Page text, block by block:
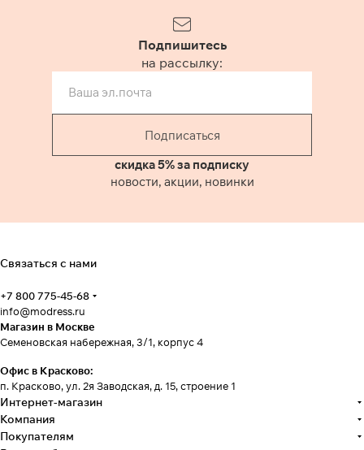
Подпишитесь
на рассылку:
Подписаться
скидка 5% за подписку
новости, акции, новинки
Связаться с нами
+7 800 775-45-68
info@modress.ru
Магазин в Москве
Семеновская набережная, 3/1, корпус 4
Офис в Красково:
п. Красково, ул. 2я Заводская, д. 15, строение 1
Интернет-магазин
Компания
Покупателям